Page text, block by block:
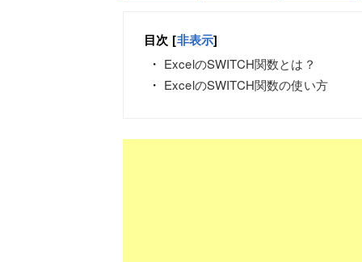
目次 [非表示]
ExcelのSWITCH関数とは？
ExcelのSWITCH関数の使い方